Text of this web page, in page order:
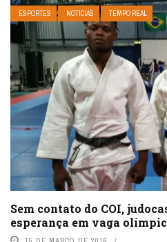
ESPORTES NOTÍCIAS TEMPO REAL
Sem contato do COI,
esperança em vaga